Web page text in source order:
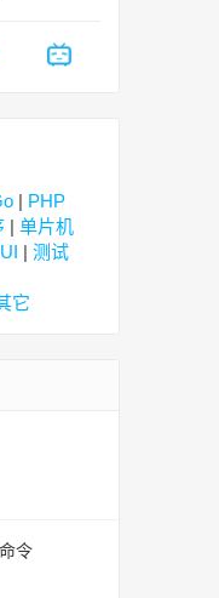
| PHP
| 单片机
UI | 测试
它
令